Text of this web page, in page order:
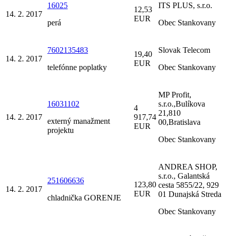
14. 2. 2017
16025
perá
12,53
EUR
ITS PLUS, s.r.o.
Obec Stankovany
14. 2. 2017
7602135483
telefónne poplatky
19,40
EUR
Slovak Telecom
Obec Stankovany
14. 2. 2017
16031102
externý manažment
projektu
4
917,74
EUR
MP Profit,
s.r.o.,Bulíkova
21,810
00,Bratislava
Obec Stankovany
14. 2. 2017
251606636
chladnička GORENJE
123,80
EUR
ANDREA SHOP,
s.r.o., Galantská
cesta 5855/22, 929
01 Dunajská Streda
Obec Stankovany